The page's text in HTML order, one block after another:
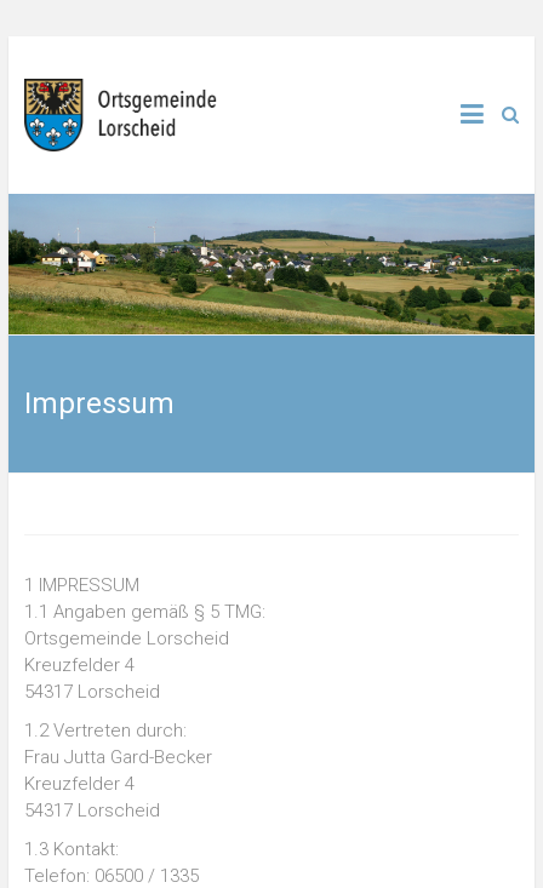
Impressum
1 IMPRESSUM
1.1 Angaben gemäß § 5 TMG:
Ortsgemeinde Lorscheid
Kreuzfelder 4
54317 Lorscheid
1.2 Vertreten durch:
Frau Jutta Gard-Becker
Kreuzfelder 4
54317 Lorscheid
1.3 Kontakt:
Telefon: 06500 / 1335